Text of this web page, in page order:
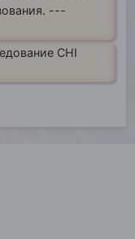
---
CHI